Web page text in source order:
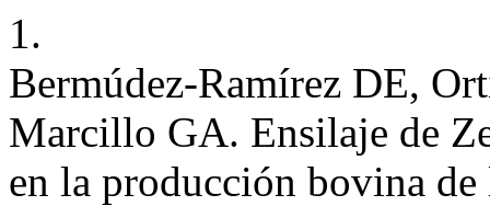
1.
Bermúdez-Ramírez DE,
Marcillo GA. Ensilaje de
en la producción bovina